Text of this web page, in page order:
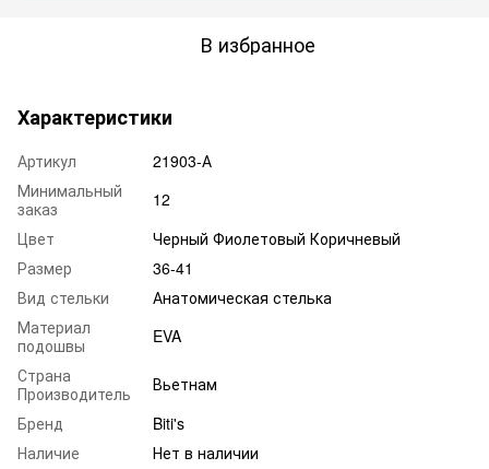
В избранное
Характеристики
Артикул
21903-А
Минимальный
заказ
12
Цвет
Черный Фиолетовый Коричневый
Размер
36-41
Вид стельки
Анатомическая стелька
Материал
подошвы
EVA
Страна
Производитель
Вьетнам
Бренд
Biti's
Наличие
Нет в наличии